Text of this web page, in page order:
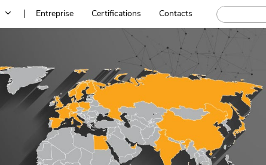
Entreprise Certifications Contacts